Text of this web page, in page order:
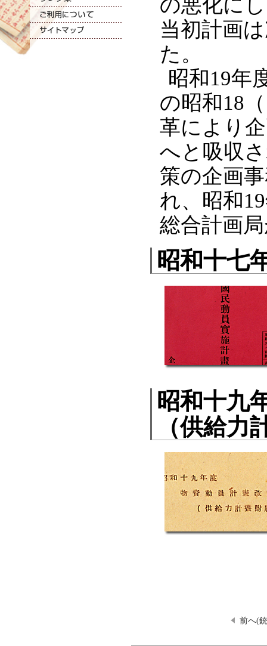
の悪化に
当初計画
た。
昭和19年
の昭和18
革により
へと吸収
策の企画
れ、昭和
総合計画
昭和十七
昭和十九
（供給力
前へ(